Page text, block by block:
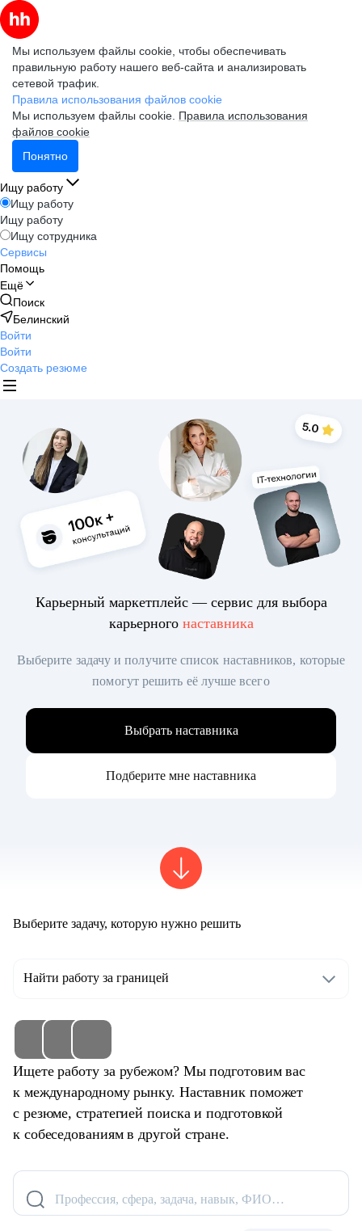
Мы используем файлы cookie, чтобы обеспечивать
правильную работу нашего веб-сайта и анализировать
сетевой трафик.
Правила использования файлов cookie
Мы используем файлы cookie. Правила использования
файлов cookie
Понятно
Ищу работу
Ищу работу
Ищу работу
Ищу сотрудника
Сервисы
Помощь
Ещё
Поиск
Белинский
Войти
Войти
Создать резюме
Карьерный маркетплейс — сервис для выбора
карьерного наставника
Выберите задачу и получите список наставников, которые
помогут решить её лучше всего
Выбрать наставника
Подберите мне наставника
Выберите задачу, которую нужно решить
Найти работу за границей
Ищете работу за рубежом? Мы подготовим вас
к международному рынку. Наставник поможет
с резюме, стратегией поиска и подготовкой
к собеседованиям в другой стране.
Профессия, сфера, задача, навык, ФИО…